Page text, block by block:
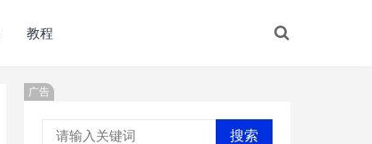
教程
广告
搜索